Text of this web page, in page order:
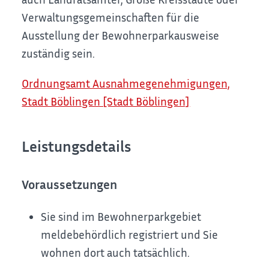
Verwaltungsgemeinschaften für die
Ausstellung der Bewohnerparkausweise
zuständig sein.
Ordnungsamt Ausnahmegenehmigungen,
Stadt Böblingen [Stadt Böblingen]
Leistungsdetails
Voraussetzungen
Sie sind im Bewohnerparkgebiet
meldebehördlich registriert und Sie
wohnen dort auch tatsächlich.